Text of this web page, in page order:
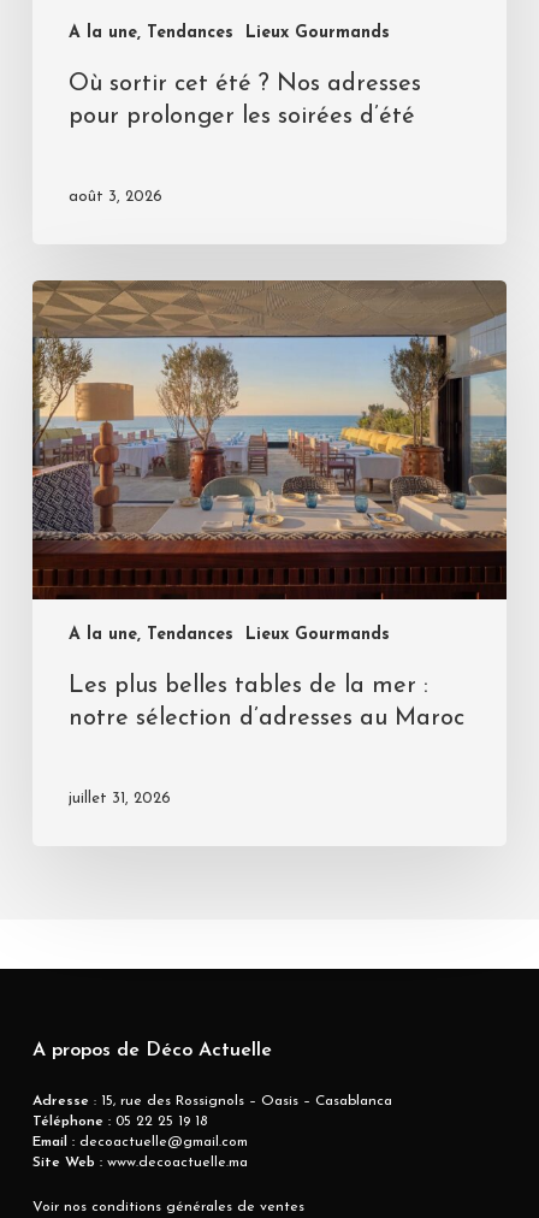
A la une, Tendances Lieux Gourmands
Où sortir cet été ? Nos adresses
pour prolonger les soirées d’été
août 3, 2026
A la une, Tendances Lieux Gourmands
Les plus belles tables de la mer :
notre sélection d’adresses au Maroc
juillet 31, 2026
A propos de Déco Actuelle
Adresse : 15, rue des Rossignols – Oasis – Casablanca
Téléphone :05 22 25 19 18
Email :decoactuelle@gmail.com
Site Web :www.decoactuelle.ma
Voir nos conditions générales de ventes